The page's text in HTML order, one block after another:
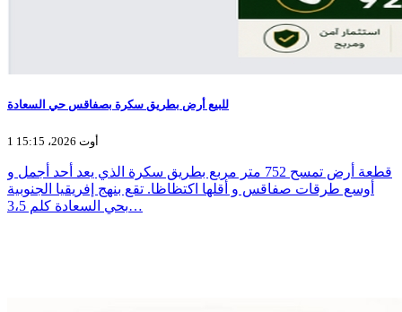
للبيع أرض بطريق سكرة بصفاقس حي السعادة
1 أوت 2026، 15:15
قطعة أرض تمسح 752 متر مربع بطريق سكرة الذي يعد أحد أجمل و
أوسع طرقات صفاقس و أقلها اكتظاظا. تقع بنهج إفريقيا الجنوبية
بحي السعادة كلم 3،5…